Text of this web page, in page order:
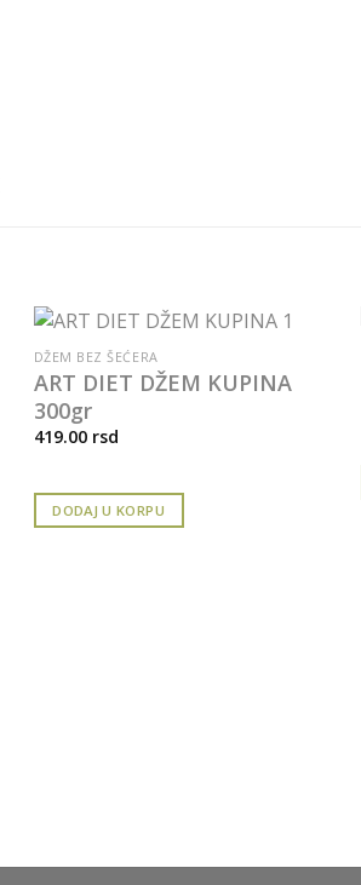
DŽEM BEZ ŠEĆERA
ART DIET DŽEM KUPINA
300gr
419.00 rsd
DODAJ U KORPU